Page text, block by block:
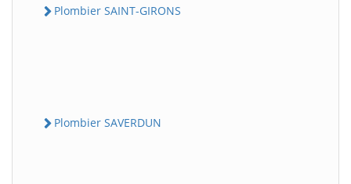
Plombier SAINT-GIRONS
Plombier SAVERDUN